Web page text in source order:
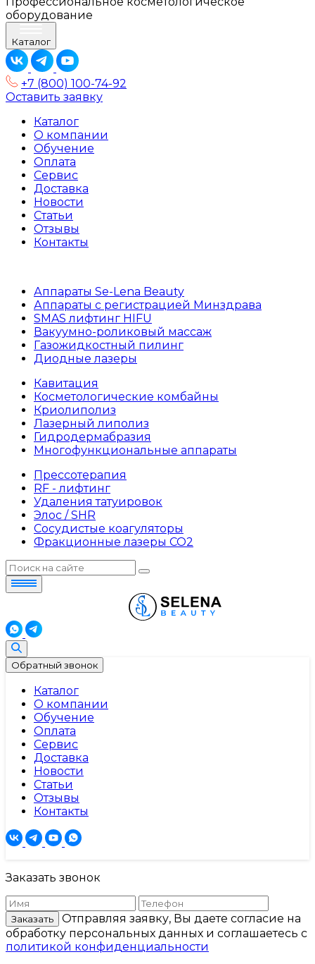
оборудование
Каталог
+7 (800) 100-74-92
Оставить заявку
Каталог
О компании
Обучение
Оплата
Сервис
Доставка
Новости
Статьи
Отзывы
Контакты
Аппараты Se-Lena Beauty
Аппараты с регистрацией Минздрава
SMAS лифтинг HIFU
Вакуумно-роликовый массаж
Газожидкостный пилинг
Диодные лазеры
Кавитация
Косметологические комбайны
Криолиполиз
Лазерный липолиз
Гидродермабразия
Многофункциональные аппараты
Прессотерапия
RF - лифтинг
Удаления татуировок
Элос / SHR
Сосудистые коагуляторы
Фракционные лазеры СО2
Обратный звонок
Каталог
О компании
Обучение
Оплата
Сервис
Доставка
Новости
Статьи
Отзывы
Контакты
Заказать звонок
Заказать
Отправляя заявку, Вы даете согласие на
обработку персональных данных и соглашаетесь c
политикой конфиденциальности